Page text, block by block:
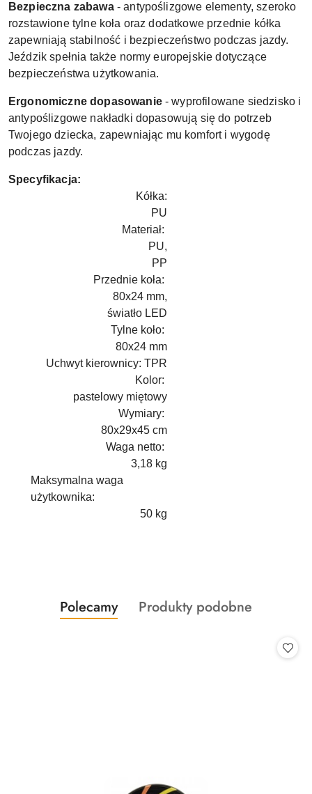
Bezpieczna zabawa- antypoślizgowe elementy, szeroko
rozstawione tylne koła oraz dodatkowe przednie kółka
zapewniają stabilność i bezpieczeństwo podczas jazdy.
Jeździk spełnia także normy europejskie dotyczące
bezpieczeństwa użytkowania.
Ergonomiczne dopasowanie- wyprofilowane siedzisko i
antypoślizgowe nakładki dopasowują się do potrzeb
Twojego dziecka, zapewniając mu komfort i wygodę
podczas jazdy.
Specyfikacja:
Kółka:
PU
Materiał:
PU,
PP
Przednie koła:
80x24 mm,
światło LED
Tylne koło:
80x24 mm
Uchwyt kierownicy: TPR
Kolor:
pastelowy miętowy
Wymiary:
80x29x45 cm
Waga netto:
3,18 kg
Maksymalna waga
użytkownika:
50 kg
Pomiń karuzelę produktów
Produkty
o
Polecamy
Produkty
Produkty podobne